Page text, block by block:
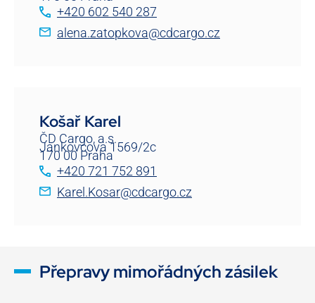
+420 602 540 287
alena.zatopkova@cdcargo.cz
Košař Karel
ČD Cargo, a.s.
Jankovcova 1569/2c
170 00 Praha
+420 721 752 891
Karel.Kosar@cdcargo.cz
Přepravy mimořádných zásilek